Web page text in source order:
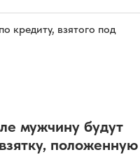
кредиту, взятого под
мужчину будут
положенную